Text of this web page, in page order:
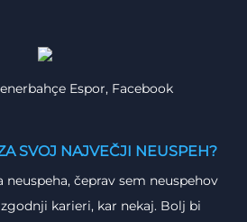
Espor, Facebook
SVOJ NAJVEČJI NEUSPEH?
čeprav sem neuspehov
karieri, kar nekaj. Bolj bi